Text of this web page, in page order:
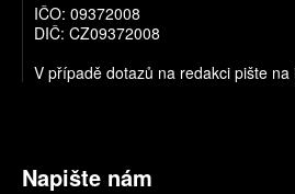
IČO: 09372008
DIČ: CZ09372008
V případě dotazů na redakci pište na
Napište nám